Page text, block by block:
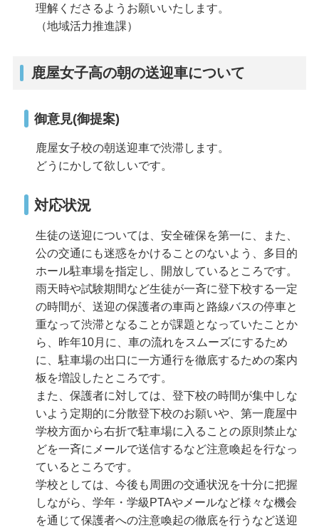
理解くださるようお願いいたします。
（地域活力推進課）
鹿屋女子高の朝の送迎車について
御意見(御提案)
鹿屋女子校の朝送迎車で渋滞します。
どうにかして欲しいです。
対応状況
生徒の送迎については、安全確保を第一に、また、
公の交通にも迷惑をかけることのないよう、多目的
ホール駐車場を指定し、開放しているところです。
雨天時や試験期間など生徒が一斉に登下校する一定
の時間が、送迎の保護者の車両と路線バスの停車と
重なって渋滞となることが課題となっていたことか
ら、昨年10月に、車の流れをスムーズにするため
に、駐車場の出口に一方通行を徹底するための案内
板を増設したところです。
また、保護者に対しては、登下校の時間が集中しな
いよう定期的に分散登下校のお願いや、第一鹿屋中
学校方面から右折で駐車場に入ることの原則禁止な
どを一斉にメールで送信するなど注意喚起を行なっ
ているところです。
学校としては、今後も周囲の交通状況を十分に把握
しながら、学年・学級PTAやメールなど様々な機会
を通じて保護者への注意喚起の徹底を行うなど送迎